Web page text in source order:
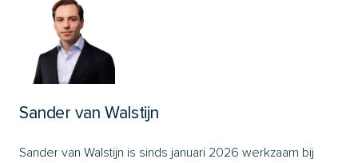
Sander van Walstijn
Sander van Walstijn is sinds januari 2026 werkzaam bij